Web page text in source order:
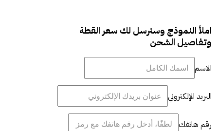
املأ النموذج وسنرسل لك سعر القطة
وتفاصيل الشحن
الاسم
البريد الإلكتروني
رقم هاتفك